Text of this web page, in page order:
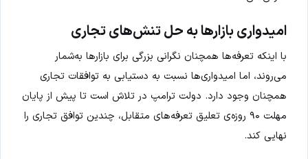
امیدواری بازارها به حل تنش‌های تجاری
با اینکه تعرفه‌ها همچنان نگرانی بزرگی برای بازارها به‌شمار
می‌روند، اما امیدواری‌ها نسبت به دستیابی به توافقات تجاری
همچنان وجود دارد. دولت ترامپ در تلاش است تا پیش از پایان
مهلت ۹۰ روزه‌ی تعلیق تعرفه‌های متقابل، چندین توافق تجاری را
نهایی کند.